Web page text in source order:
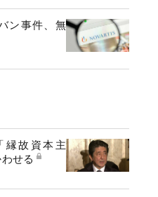
ン事件、無
縁故資本主
せる